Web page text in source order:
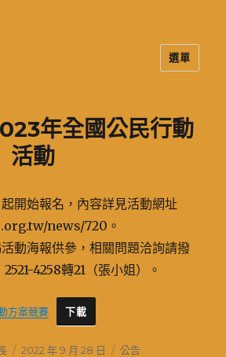
選單
年全國公民行動
活動
開始報名，內容詳見活動網址
news/720。
動海報供參，相關問題洽詢請撥
4258轉21（張小姐）。
方案競賽 下載
發
2022 年 9 月 28 日
分
公告